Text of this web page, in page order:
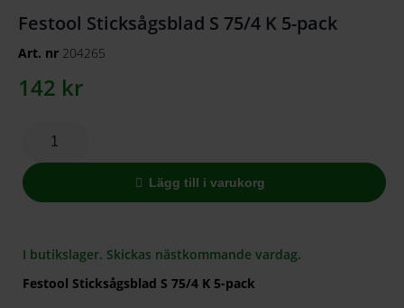
Festool Sticksågsblad S 75/4 K 5-pack
Art. nr 204265
142 kr
Lägg till i varukorg
I butikslager. Skickas nästkommande vardag.
Festool Sticksågsblad S 75/4 K 5-pack